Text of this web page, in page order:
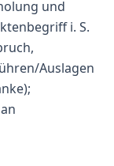
und
i. S.
Auslagen